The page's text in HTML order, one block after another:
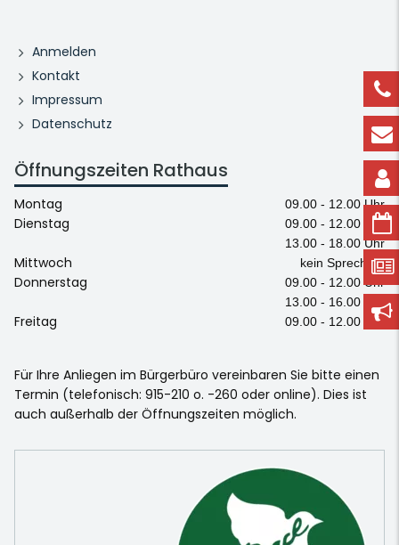
Anmelden
Kontakt
Impressum
Datenschutz
Öffnungszeiten Rathaus
Montag 09.00 - 12.00 Uhr
Dienstag
09.00 - 12.00 Uhr
13.00 - 18.00 Uhr
Mittwoch kein Sprechtag
Donnerstag
09.00 - 12.00 Uhr
13.00 - 16.00 Uhr
Freitag 09.00 - 12.00 Uhr
Für Ihre Anliegen im Bürgerbüro vereinbaren Sie bitte einen
Termin (telefonisch: 915-210 o. -260 oder online). Dies ist
auch außerhalb der Öffnungszeiten möglich.